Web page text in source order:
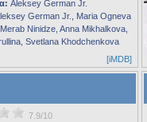
Aleksey German Jr.
German Jr., Maria Ogneva
Merab Ninidze, Anna Mikhalkova,
Svetlana Khodchenkova
[iMDB]
7.9/10